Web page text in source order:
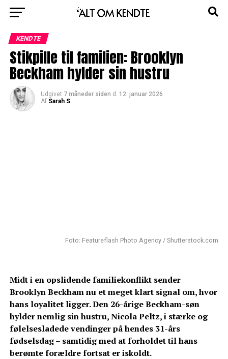
KENDTE
Stikpille til familien: Brooklyn
Beckham hylder sin hustru
Udgivet 7 måneder siden d. 12. januar 2026
Af Sarah S
Foto: Featureflash Photo Agency / Shutterstock.com
Midt i en opslidende familiekonflikt sender
Brooklyn Beckham nu et meget klart signal om, hvor
hans loyalitet ligger. Den 26-årige Beckham-søn
hylder nemlig sin hustru, Nicola Peltz, i stærke og
følelsesladede vendinger på hendes 31-års
fødselsdag – samtidig med at forholdet til hans
berømte forældre fortsat er iskoldt.